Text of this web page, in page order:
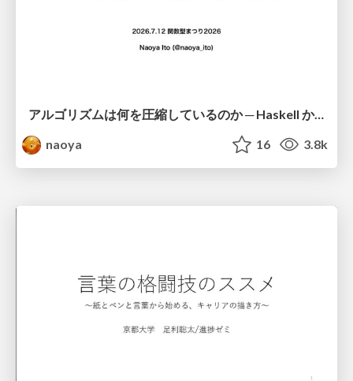
アルゴリズムは何を圧縮しているのか ─ Haskell から育った「圧縮代数」というメンタルモデル
naoya
16 3.8k